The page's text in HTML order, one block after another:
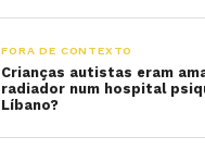
FORA DE CONTEXTO
Crianças autistas eram
radiador num hospital
Líbano?